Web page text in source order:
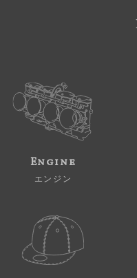
Engine
エンジン